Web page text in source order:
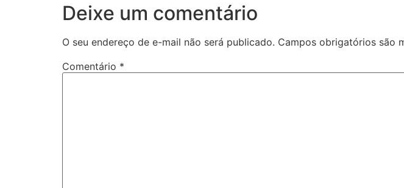
Deixe um comentário
O seu endereço de e-mail não será publicado. Campos obrigatórios são
Comentário *